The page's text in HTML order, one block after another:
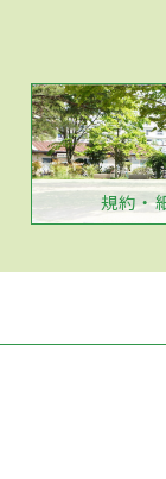
規約・